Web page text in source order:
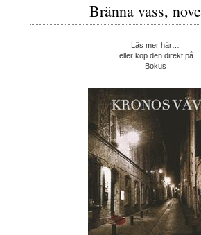
Bränna vass,
Läs mer här…
eller köp den direkt på
Bokus